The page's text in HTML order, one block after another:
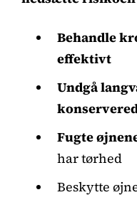
Behandle
effektivt
Undgå
Fugte
har tørhed
Beskytte